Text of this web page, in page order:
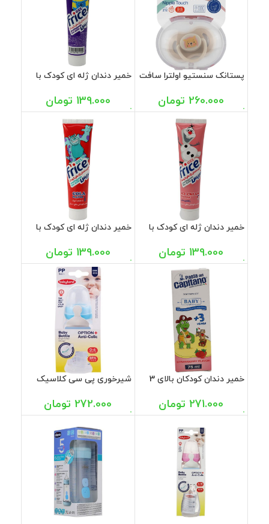
پستانک سنستیو اولترا سافت
استریل کد 212 بی بی لند260.000 تومان
خمیر دندان ژله ای کودک با
139.000 تومان
خمیر دندان ژله ای کودک با
139.000 تومان
خمیر دندان ژله ای کودک با
139.000 تومان
خمیر دندان کودکان بالای 3
271.000 تومان
شیرخوری پی سی کلاسیک
272.000 تومان